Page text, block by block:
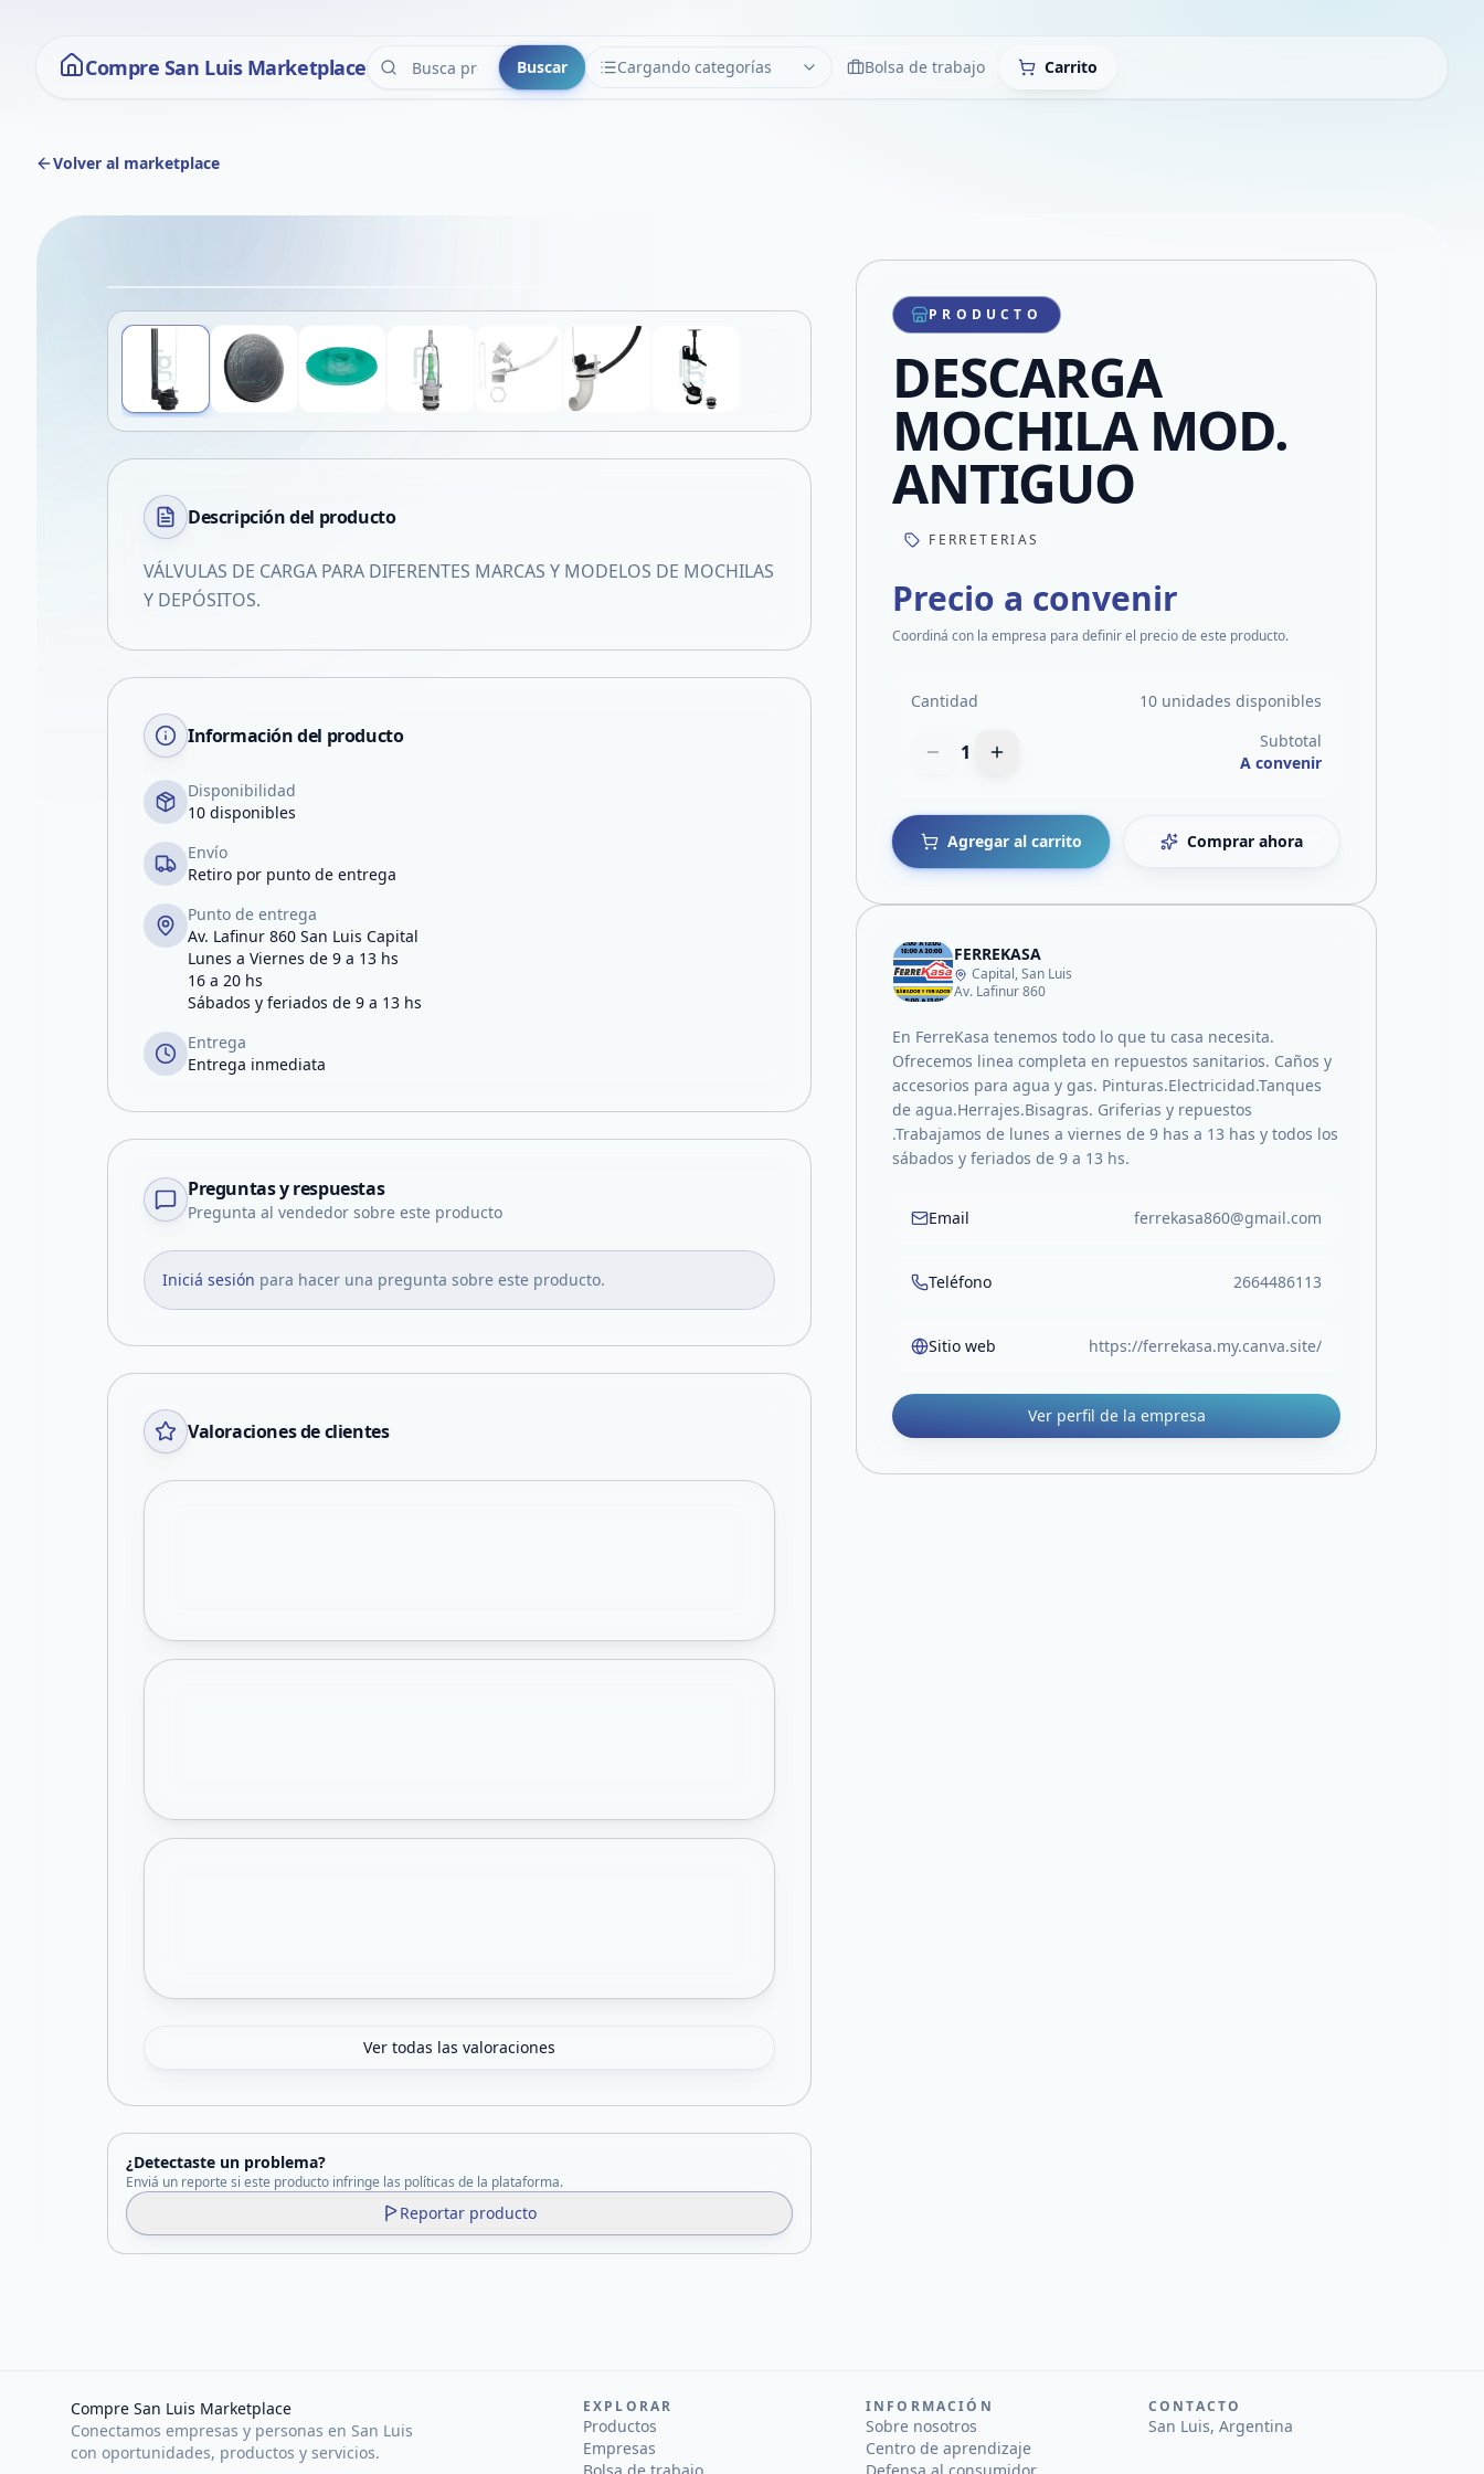
Compre San Luis Marketplace Buscar Cargando categorías
CATEGORÍAS LimpiarBolsa de trabajo Carrito
Volver al marketplace
Compartir producto
Compartir por WhatsApp
Compartir por mail
Compartir en Facebook
Compartir en X
Descripción del producto
VÁLVULAS DE CARGA PARA DIFERENTES MARCAS Y MODELOS DE MOCHILAS
Y DEPÓSITOS.
Información del producto
Disponibilidad
10 disponibles
Envío
Retiro por punto de entrega
Punto de entrega
Av. Lafinur 860 San Luis Capital
Lunes a Viernes de 9 a 13 hs
16 a 20 hs
Sábados y feriados de 9 a 13 hs
Entrega
Entrega inmediata
Preguntas y respuestas
Pregunta al vendedor sobre este producto
Iniciá sesión para hacer una pregunta sobre este producto.
Valoraciones de clientes
Ver todas las valoraciones
¿Detectaste un problema?
Enviá un reporte si este producto infringe las políticas de la plataforma.
Reportar producto
PRODUCTO
DESCARGA
MOCHILA MOD.
ANTIGUO
FERRETERIAS
Precio a convenir
Coordiná con la empresa para definir el precio de este producto.
Cantidad 10 unidades disponibles
1
Subtotal
A convenir
Agregar al carrito Comprar ahora
FERREKASA
Capital, San Luis
Av. Lafinur 860
En FerreKasa tenemos todo lo que tu casa necesita.
Ofrecemos linea completa en repuestos sanitarios. Caños y
accesorios para agua y gas. Pinturas.Electricidad.Tanques
de agua.Herrajes.Bisagras. Griferias y repuestos
.Trabajamos de lunes a viernes de 9 has a 13 has y todos los
sábados y feriados de 9 a 13 hs.
Email ferrekasa860@gmail.com
Teléfono 2664486113
Sitio web https://ferrekasa.my.canva.site/
Ver perfil de la empresa
Compre San Luis Marketplace
Conectamos empresas y personas en San Luis
con oportunidades, productos y servicios.
EXPLORAR
Productos
Empresas
INFORMACIÓN
Sobre nosotros
Centro de aprendizaje
CONTACTO
San Luis, Argentina